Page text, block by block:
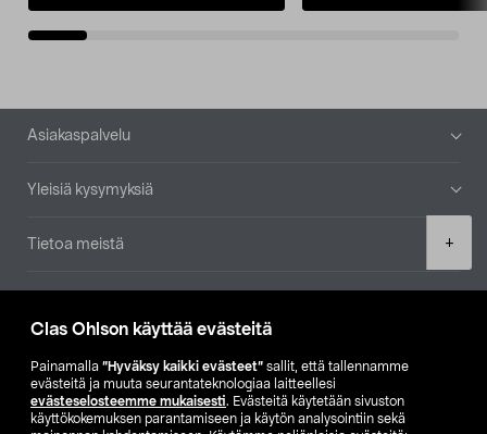
Clas Ohlson käyttää evästeitä
Painamalla ”Hyväksy kaikki evästeet” sallit, että tallennamme
evästeitä ja muuta seurantateknologiaa laitteellesi
evästeselosteemme mukaisesti. Evästeitä käytetään sivuston
käyttökokemuksen parantamiseen ja käytön analysointiin sekä
+
Alatunniste
Asiakaspalvelu
Yleisiä kysymyksiä
Tietoa meistä
Etsi myymälä